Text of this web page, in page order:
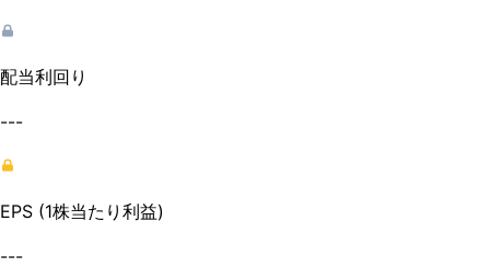
配当利回り
---
EPS (1株当たり利益)
---